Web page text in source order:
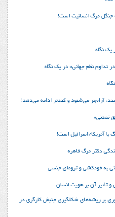
جنگل مرگ انسانیت است!
یک نگاه
تداوم نظم جهانی» در یک نگاه
آرام‌تر می‌شنود و کندتر ادامه می‌دهد!
تمدنی»
دکتر مرگ قاهره
به خودکشی و ترومای جنسی
تأثیر آن بر هویت انسان
کتاب «شوق یک خیز بلند» در یک نگاه؛ مروری بر ریشه‌های شکل‎گیری جنبش کارگری در